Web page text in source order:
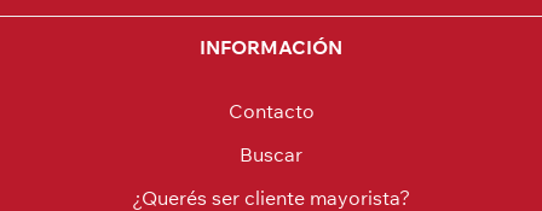
INFORMACIÓN
Contacto
Buscar
¿Querés ser cliente mayorista?